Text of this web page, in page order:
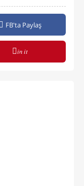
FB'ta Paylaş
in it